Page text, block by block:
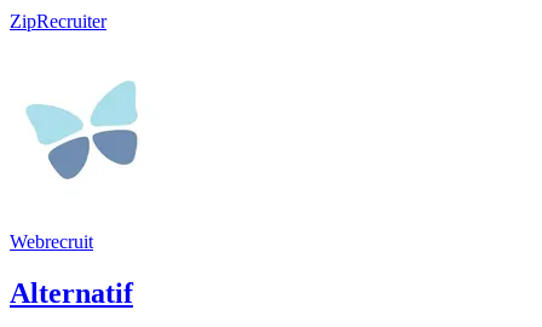
ZipRecruiter
Webrecruit
Alternatif